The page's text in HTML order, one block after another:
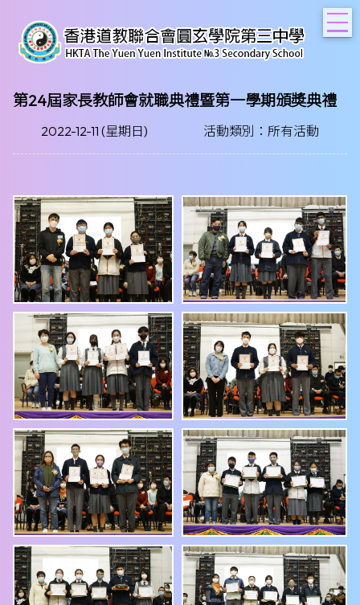
第24屆家長教師會就職典禮暨第一學期頒奬典禮
2022-12-11 (星期日) 活動類別：所有活動